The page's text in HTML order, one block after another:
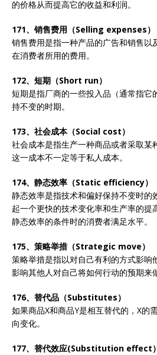
的价格从而提高它的收益和利润。
171、销售费用（Selling expenses）
销售费用是指一种产品的广告和销售以
在消费者所用的费用。
172、短期（Short run）
短期是指厂商的一些投入品（通常指它
持不变的时期。
173、社会成本（Social cost）
社会成本是指生产一种商品或者采取某
这一成本不一定等于私人成本。
174、静态效率（Static efficiency）
静态效率是指技术和偏好保持不变时的
起一个更快的技术变化率和生产率的提
静态效率的条件时的消费者满足水平。
175、策略举措（Strategic move）
策略举措是指以对自己有利的方式影响
影响其他人对自己将如何行动的预期来
176、替代品（Substitutes）
如果商品X和商品Y是相互替代的，X的
向变化。
177、替代效应(Substitution effect）